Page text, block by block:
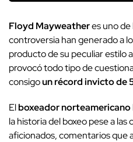
Floyd Mayweatheres uno de
controversia han generado a
producto de su peculiar estilo
provocó todo tipo de
consigoun récord invicto de
Elboxeador norteamericano
la historia del boxeo pese a
aficionados, comentarios que